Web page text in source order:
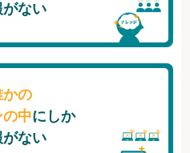
がない
かの
中にしか
がない